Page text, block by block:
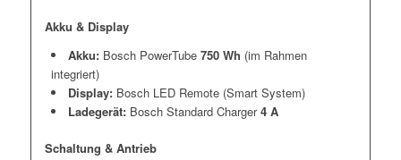
Akku & Display
Akku:Bosch PowerTube 750 Wh (im Rahmen
integriert)
Display:Bosch LED Remote (Smart System)
Ladegerät:Bosch Standard Charger4 A
Schaltung & Antrieb